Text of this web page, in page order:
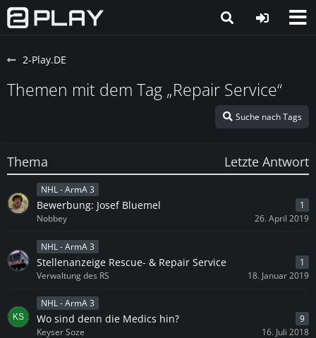
2-Play.DE
Themen mit dem Tag „Repair Service“
Suche nach Tags
Thema Letzte Antwort
NHL - ArmA 3
Bewerbung: Josef Bluemel
1
Nobbey
26. April 2019
NHL - ArmA 3
Stellenanzeige Rescue- & Repair Service
1
Verwaltung des RS
18. Januar 2019
NHL - ArmA 3
Wo sind denn die Medics hin?
9
Keyser Soze
16. Juli 2018